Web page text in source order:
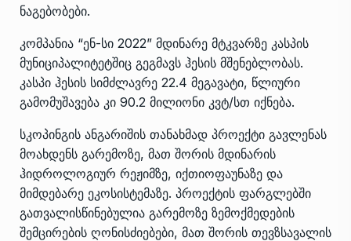
ნაგებობები.
კომპანია “ენ-სი 2022” მდინარე მტკვარზე კასპის
მუნიციპალიტეტშიც გეგმავს ჰესის მშენებლობას.
კასპი ჰესის სიმძლავრე 22.4 მეგავატი, წლიური
გამომუშავება კი 90.2 მილიონი კვტ/სთ იქნება.
სკოპინგის ანგარიშის თანახმად პროექტი გავლენას
მოახდენს გარემოზე, მათ შორის მდინარის
ჰიდროლოგიურ რეჟიმზე, იქთიოფაუნაზე და
მიმდებარე ეკოსისტემაზე. პროექტის ფარგლებში
გათვალისწინებულია გარემოზე ზემოქმედების
შემცირების ღონისძიებები, მათ შორის თევზსავალის